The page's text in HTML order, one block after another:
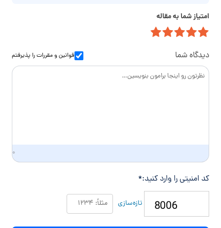
ا
ن
و
د
گ
ا
ی
ل
امتیاز شما به مقاله
دیدگاه شما قوانین و مقرراترا پذیرفتم
۰
کد امنیتی را وارد کنید:*
تازه‌سازی